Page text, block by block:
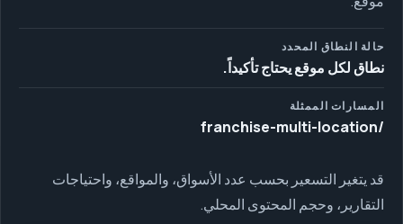
حالة النطاق المحدد
نطاق لكل موقع يحتاج تأكيداً.
المسارات الممثلة
/franchise-multi-location
قد يتغير التسعير بحسب عدد الأسواق، والمواقع، واحتياجات
التقارير، وحجم المحتوى المحلي.